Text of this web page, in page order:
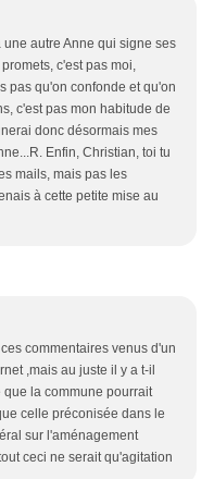
autre Anne qui signe ses
c'est pas moi,
pas qu'on confonde et qu'on
c'est pas mon habitude de
donc désormais mes
Enfin, Christian, toi tu
mails, mais pas les
à cette petite mise au
commentaires venus d'un
,mais au juste il y a t-il
la commune pourrait
celle préconisée dans le
sur l'aménagement
ceci ne serait qu'agitation